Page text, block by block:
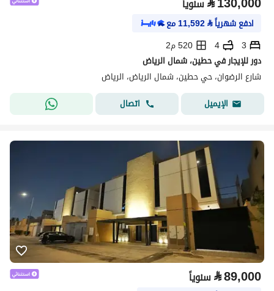
سنوياً
ادفع شهرياً⃁
11,592مع
3
4
520 م2
دور للإيجار في حطين، شمال الرياض
شارع الرضوان، حي حطين، شمال الرياض، الرياض
الإيميل
اتصال
⃁89,000 سنوياً